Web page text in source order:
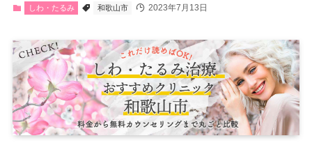
しわ・たるみ 和歌山市 2023年7月13日